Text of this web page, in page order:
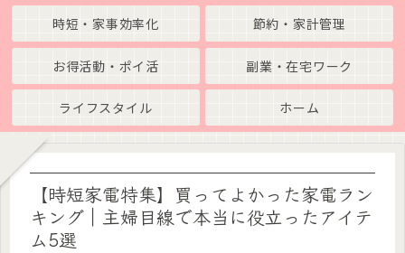
時短・家事効率化 節約・家計管理
お得活動・ポイ活 副業・在宅ワーク
ライフスタイル ホーム
【時短家電特集】買ってよかった家電ラン
キング｜主婦目線で本当に役立ったアイテ
ム5選